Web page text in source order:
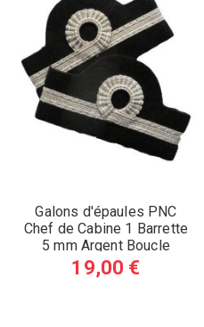
Galons d'épaules PNC
Chef de Cabine 1 Barrette
5 mm Argent Boucle
Nelson (A)
19,00 €